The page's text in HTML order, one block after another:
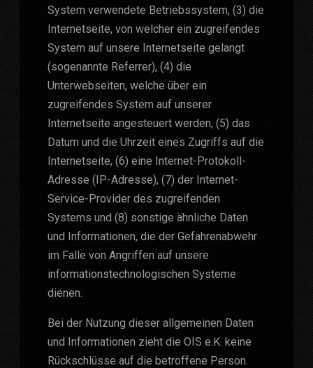
System verwendete Betriebssystem, (3) die
Internetseite, von welcher ein zugreifendes
System auf unsere Internetseite gelangt
(sogenannte Referrer), (4) die
Unterwebseiten, welche über ein
zugreifendes System auf unserer
Internetseite angesteuert werden, (5) das
Datum und die Uhrzeit eines Zugriffs auf die
Internetseite, (6) eine Internet-Protokoll-
Adresse (IP-Adresse), (7) der Internet-
Service-Provider des zugreifenden
Systems und (8) sonstige ähnliche Daten
und Informationen, die der Gefahrenabwehr
im Falle von Angriffen auf unsere
informationstechnologischen Systeme
dienen.
Bei der Nutzung dieser allgemeinen Daten
und Informationen zieht die OIS e.K. keine
Rückschlüsse auf die betroffene Person.